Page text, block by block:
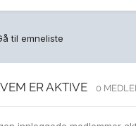
til emneliste
ER AKTIVE 0